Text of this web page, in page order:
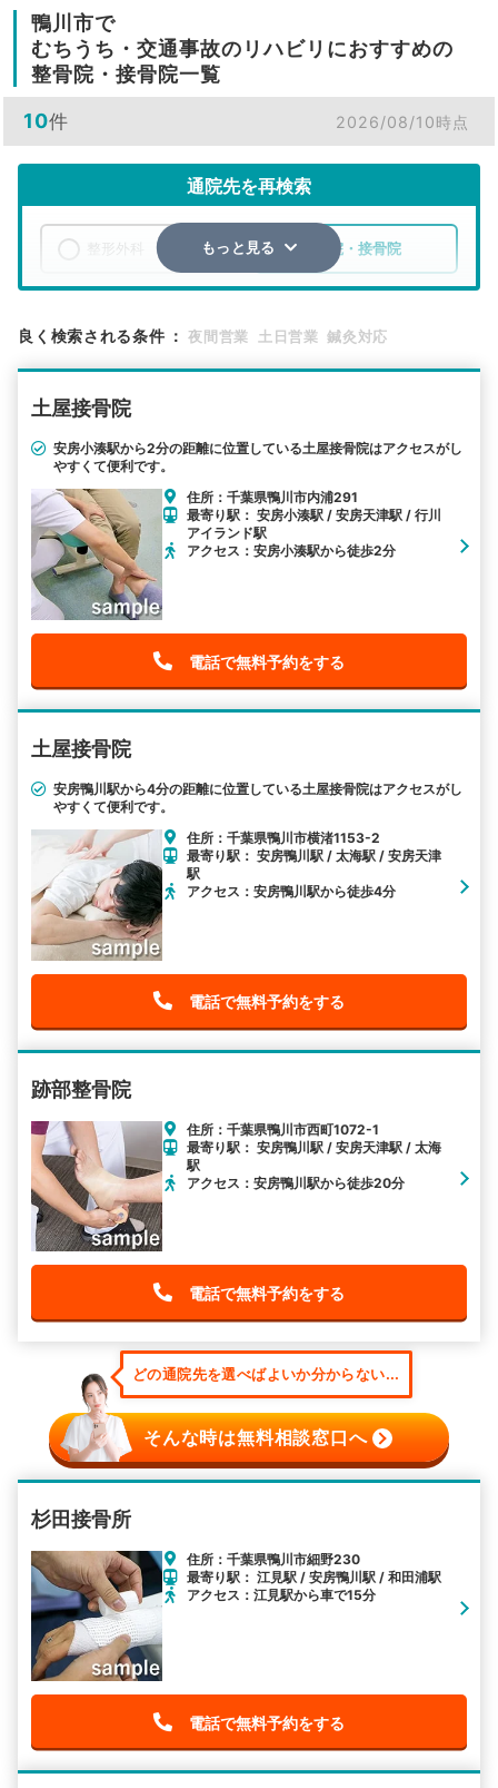
鴨川市で
むちうち・交通事故のリハビリにおすすめの
整骨院・接骨院一覧
10件 2026/08/10時点
通院先を再検索
整骨院・接骨院
検索する
駅から探す 院名から探す
もっと見る
良く検索される条件 ： 夜間営業 土日営業 鍼灸対応
土屋接骨院
安房小湊駅から2分の距離に位置している土屋接骨院はアクセスがし
やすくて便利です。
住所：千葉県鴨川市内浦291
最寄り駅： 安房小湊駅 / 安房天津駅 / 行川
アイランド駅
アクセス：安房小湊駅から徒歩2分
電話で無料予約をする
土屋接骨院
安房鴨川駅から4分の距離に位置している土屋接骨院はアクセスがし
やすくて便利です。
住所：千葉県鴨川市横渚1153-2
最寄り駅： 安房鴨川駅 / 太海駅 / 安房天津
駅
アクセス：安房鴨川駅から徒歩4分
電話で無料予約をする
跡部整骨院
住所：千葉県鴨川市西町1072-1
最寄り駅： 安房鴨川駅 / 安房天津駅 / 太海
駅
アクセス：安房鴨川駅から徒歩20分
電話で無料予約をする
どの通院先を選べばよいか分からない...
そんな時は無料相談窓口へ
杉田接骨所
住所：千葉県鴨川市細野230
最寄り駅： 江見駅 / 安房鴨川駅 / 和田浦駅
アクセス：江見駅から車で15分
電話で無料予約をする